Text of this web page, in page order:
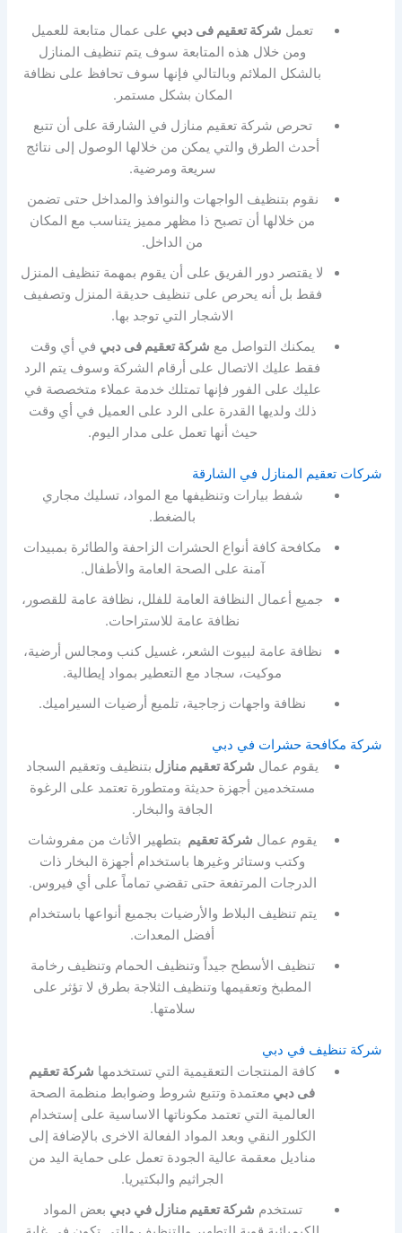
تعمل شركة تعقيم فى دبي على عمال متابعة للعميل
ومن خلال هذه المتابعة سوف يتم تنظيف المنازل
بالشكل الملائم وبالتالي فإنها سوف تحافظ على نظافة
المكان بشكل مستمر.
تحرص شركة تعقيم منازل في الشارقة على أن تتبع
أحدث الطرق والتي يمكن من خلالها الوصول إلى نتائج
سريعة ومرضية.
نقوم بتنظيف الواجهات والنوافذ والمداخل حتى تضمن
من خلالها أن تصبح ذا مظهر مميز يتناسب مع المكان
من الداخل.
لا يقتصر دور الفريق على أن يقوم بمهمة تنظيف المنزل
فقط بل أنه يحرص على تنظيف حديقة المنزل وتصفيف
الاشجار التي توجد بها.
يمكنك التواصل مع شركة تعقيم فى دبي في أي وقت
فقط عليك الاتصال على أرقام الشركة وسوف يتم الرد
عليك على الفور فإنها تمتلك خدمة عملاء متخصصة في
ذلك ولديها القدرة على الرد على العميل في أي وقت
حيث أنها تعمل على مدار اليوم.
شركات تعقيم المنازل في الشارقة
شفط بيارات وتنظيفها مع المواد، تسليك مجاري
بالضغط.
مكافحة كافة أنواع الحشرات الزاحفة والطائرة بمبيدات
آمنة على الصحة العامة والأطفال.
جميع أعمال النظافة العامة للفلل، نظافة عامة للقصور،
نظافة عامة للاستراحات.
نظافة عامة لبيوت الشعر، غسيل كنب ومجالس أرضية،
موكيت، سجاد مع التعطير بمواد إيطالية.
نظافة واجهات زجاجية، تلميع أرضيات السيراميك.
شركة مكافحة حشرات في دبي
يقوم عمال شركة تعقيم منازل بتنظيف وتعقيم السجاد
مستخدمين أجهزة حديثة ومتطورة تعتمد على الرغوة
الجافة والبخار.
يقوم عمال شركة تعقيم بتطهير الأثاث من مفروشات
وكتب وستائر وغيرها باستخدام أجهزة البخار ذات
الدرجات المرتفعة حتى تقضي تماماً على أي فيروس.
يتم تنظيف البلاط والأرضيات بجميع أنواعها باستخدام
أفضل المعدات.
تنظيف الأسطح جيداً وتنظيف الحمام وتنظيف رخامة
المطبخ وتعقيمها وتنظيف الثلاجة بطرق لا تؤثر على
سلامتها.
شركة تنظيف في دبي
كافة المنتجات التعقيمية التي تستخدمها شركة تعقيم
فى دبي معتمدة وتتبع شروط وضوابط منظمة الصحة
العالمية التي تعتمد مكوناتها الاساسية على إستخدام
الكلور النقي وبعد المواد الفعالة الاخرى بالإضافة إلى
مناديل معقمة عالية الجودة تعمل على حماية اليد من
الجراثيم والبكتيريا.
تستخدم شركة تعقيم منازل في دبي بعض المواد